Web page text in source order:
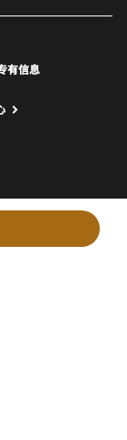
有信息